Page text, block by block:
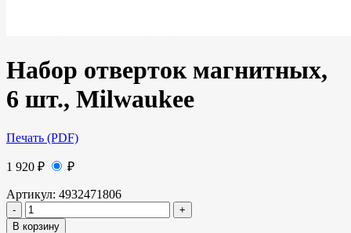
Набор отверток магнитных,
6 шт., Milwaukee
Печать (PDF)
1 920 ₽ ₽
Артикул: 4932471806
В корзину